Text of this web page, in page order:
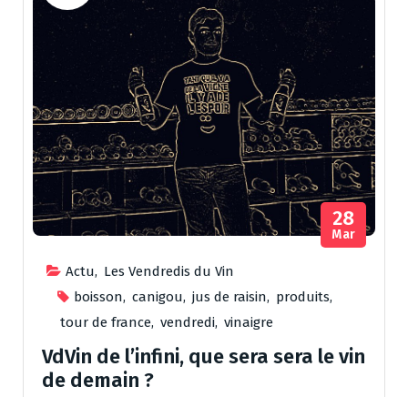
Actu, Les Vendredis du Vin
boisson, canigou, jus de raisin, produits,
tour de france, vendredi, vinaigre
28
Mar
VdVin de l’infini, que sera sera le vin
de demain ?